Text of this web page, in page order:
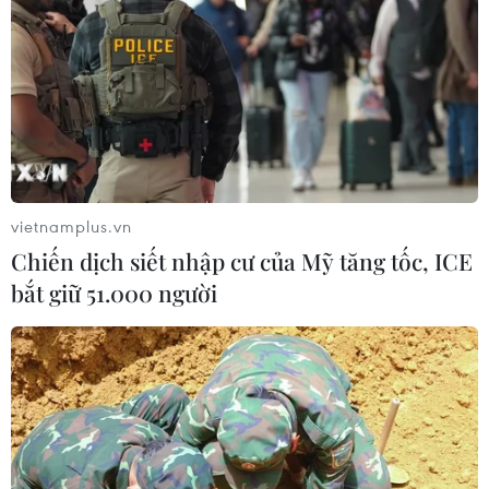
diện trong kỷ nguyên mới
24/04/2025 10:00
Agribank dành 20.000 tỷ đồng cho
vay tín dụng ưu đãi nông, lâm, thủy
sản
17/04/2025 07:29
Yêu cầu ngân hàng cung ứng vốn
phục vụ sản xuất, thu mua tạm trữ
lúa gạo
06/03/2025 11:27
Dành nhiều nguồn vốn tín dụng đẩy
vietnamplus.vn
Chiến dịch siết nhập cư của Mỹ tăng tốc, ICE
bắt giữ 51.000 người